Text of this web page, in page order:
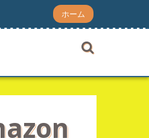
ホーム